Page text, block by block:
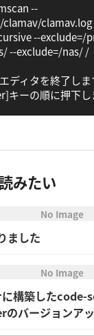
--
--exclude=/
--exclude=/nas/ /
ディタを終了し
キーの順に押下し
みたい
No Image
ました
No Image
に構築したcode-
バージョンア